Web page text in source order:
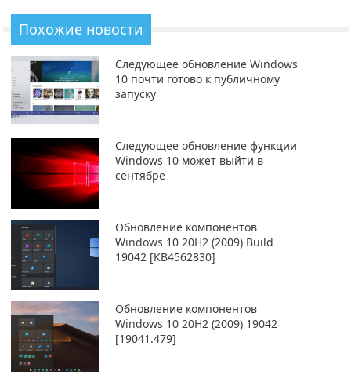
Похожие новости
Следующее обновление Windows
10 почти готово к публичному
запуску
Следующее обновление функции
Windows 10 может выйти в
сентябре
Обновление компонентов
Windows 10 20H2 (2009) Build
19042 [KB4562830]
Обновление компонентов
Windows 10 20H2 (2009) 19042
[19041.479]